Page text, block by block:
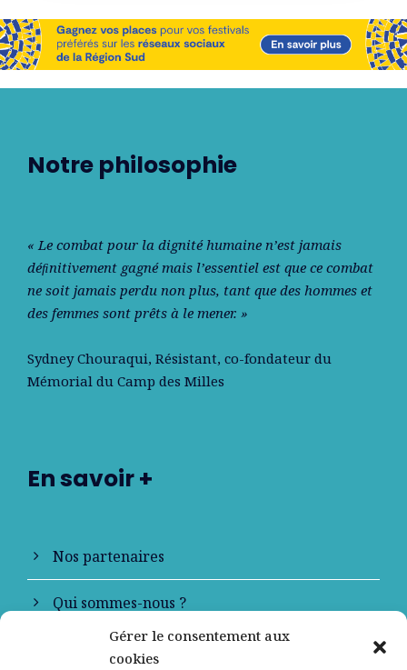
Gérer le consentement aux
cookies
Notre philosophie
« Le combat pour la dignité humaine n’est jamais
déﬁnitivement gagné mais l’essentiel est que ce combat
ne soit jamais perdu non plus, tant que des hommes et
des femmes sont prêts à le mener. »
Sydney Chouraqui, Résistant, co-fondateur du
Mémorial du Camp des Milles
En savoir +
Nos partenaires
Qui sommes-nous ?
Contactez-nous